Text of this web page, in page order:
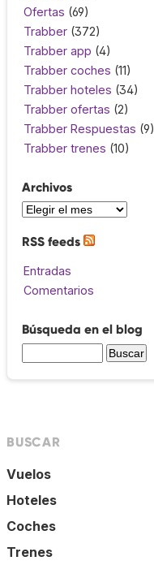
Ofertas (69)
Trabber (372)
Trabber app (4)
Trabber coches (11)
Trabber hoteles (34)
Trabber ofertas (2)
Trabber Respuestas (9)
Trabber trenes (10)
Archivos
RSS feeds
Entradas
Comentarios
Búsqueda en el blog
BUSCAR
Vuelos
Hoteles
Coches
Trenes